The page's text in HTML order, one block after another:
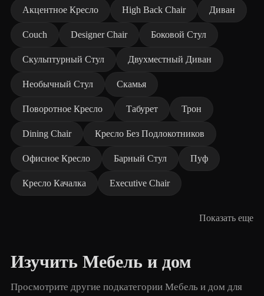
Акцентное Кресло High Back Chair Диван
Couch Designer Chair Боковой Стул
Скульптурный Стул Двухместный Диван
Необычный Стул Скамья
Поворотное Кресло Табурет Трон
Dining Chair Кресло Без Подлокотников
Офисное Кресло Барный Стул Пуф
Кресло Качалка Executive Chair
Показать еще
Изучить Мебель и дом
Просмотрите другие подкатегории Мебель и дом для